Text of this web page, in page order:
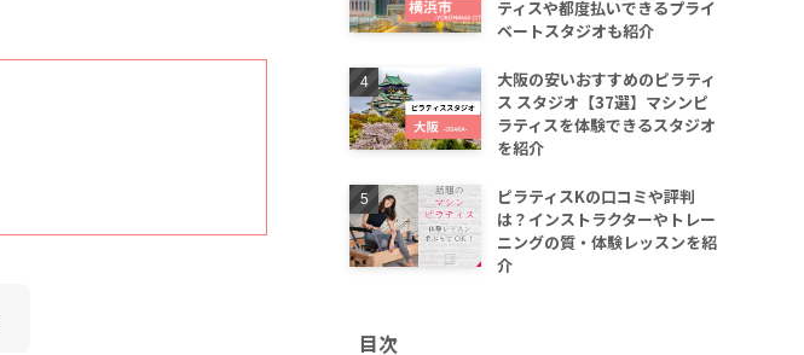
ティスや都度払いできるプライ
ベートスタジオも紹介
大阪の安いおすすめのピラティ
ス スタジオ【37選】マシンピ
ラティスを体験できるスタジオ
を紹介
ピラティスKの口コミや評判
は？インストラクターやトレー
ニングの質・体験レッスンを紹
介
目次